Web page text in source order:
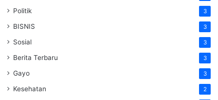
Politik 3
BISNIS 3
Sosial 3
Berita Terbaru 3
Gayo 3
Kesehatan 2